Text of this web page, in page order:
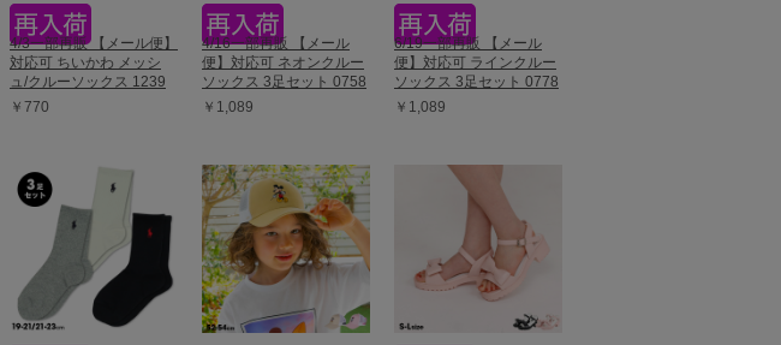
4/3一部再販 【メール便】
対応可 ちいかわ メッシ
ュ/クルーソックス 1239
￥770
4/16一部再販 【メール
便】対応可 ネオンクルー
ソックス 3足セット 0758
￥1,089
6/19一部再販 【メール
便】対応可 ラインクルー
ソックス 3足セット 0778
￥1,089